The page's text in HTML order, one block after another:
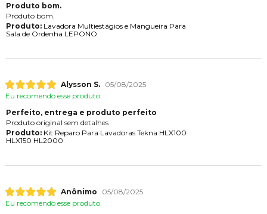
Produto bom.
Produto bom.
Produto:Lavadora Multiestágios e Mangueira Para
Sala de Ordenha LEPONO
Alysson S.
05/08/2025
Eu recomendo esse produto.
Perfeito, entrega e produto perfeito
Produto original sem detalhes
Produto:Kit Reparo Para Lavadoras Tekna HLX100
HLX150 HL2000
Anônimo
05/08/2025
Eu recomendo esse produto.